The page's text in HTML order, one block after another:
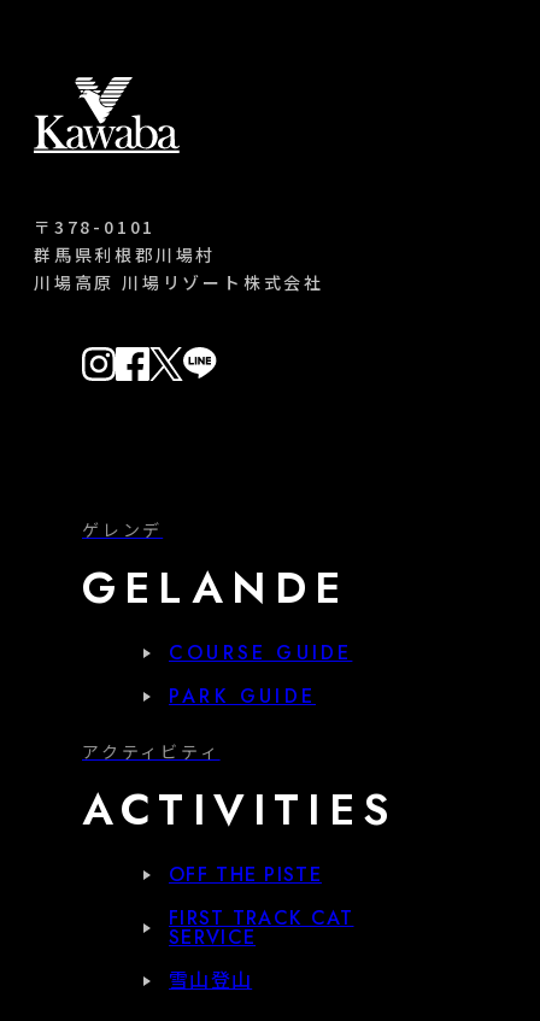
〒378-0101
群馬県利根郡川場村
川場高原 川場リゾート株式会社
ゲレンデ
GELANDE
COURSE GUIDE
PARK GUIDE
アクティビティ
ACTIVITIES
OFF THE PISTE
FIRST TRACK CAT
SERVICE
雪山登山